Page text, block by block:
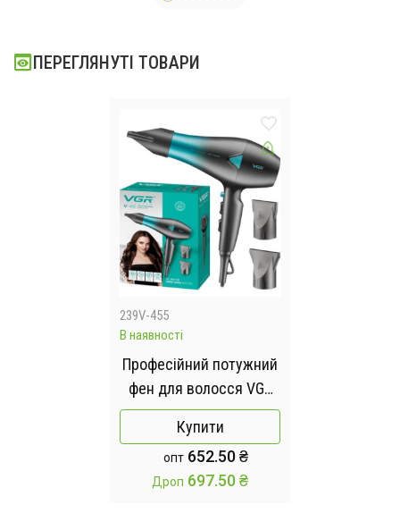
ПЕРЕГЛЯНУТІ ТОВАРИ
239V-455
В наявності
Професійний потужний
фен для волосся VGR
V-455 з холодним та
гарячим повітрям 2400
Вт
Купити
опт 652.50 ₴
Дроп 697.50 ₴